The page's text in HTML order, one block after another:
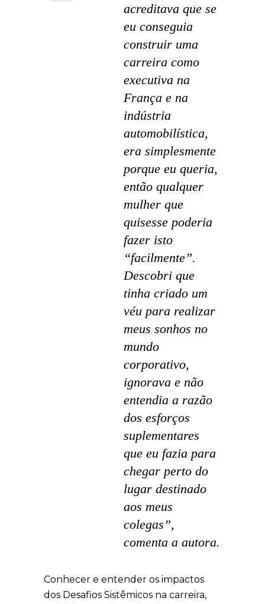
acreditava que se
eu conseguia
construir uma
carreira como
executiva na
França e na
indústria
automobilística,
era simplesmente
porque eu queria,
então qualquer
mulher que
quisesse poderia
fazer isto
“facilmente”.
Descobri que
tinha criado um
véu para realizar
meus sonhos no
mundo
corporativo,
ignorava e não
entendia a razão
dos esforços
suplementares
que eu fazia para
chegar perto do
lugar destinado
aos meus
colegas”,
comenta a autora.
Conhecer e entender os impactos
dos Desafios Sistêmicos na carreira,